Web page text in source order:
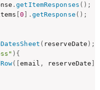
.getItemResponses ( ) ;
[0 ] . getResponse ( ) ;
( reserveDate ) ;
) {
( [email , reserveDate ]